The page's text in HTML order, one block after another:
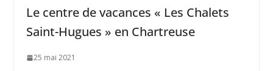
Le centre de vacances « Les Chalets
Saint-Hugues » en Chartreuse
25 mai 2021